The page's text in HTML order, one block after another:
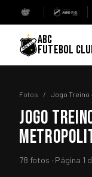
ABC
FUTEBOL
Fotos / Jogo Treino
JOGO
78 fotos · Página 1